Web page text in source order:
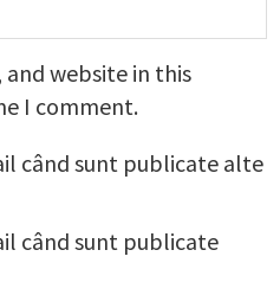
and website in this
I comment.
când sunt publicate alte
când sunt publicate